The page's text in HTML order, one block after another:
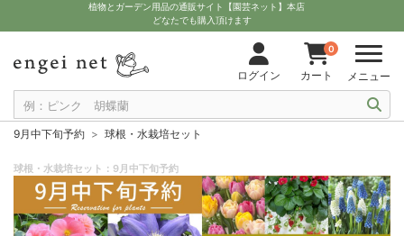
植物とガーデン用品の通販サイト【園芸ネット】本店
どなたでも購入頂けます
ログイン
0
カート メニュー
9月中下旬予約 球根・水栽培セット
球根・水栽培セット：9月中下旬予約